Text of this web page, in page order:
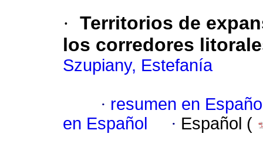
· Territorios de
los corredores
Szupiany, Estefanía
· resumen en
en Español
· Español (